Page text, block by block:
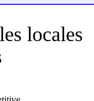
locales